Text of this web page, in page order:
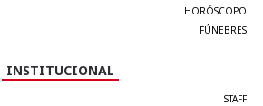
HORÓSCOPO
FÚNEBRES
INSTITUCIONAL
STAFF